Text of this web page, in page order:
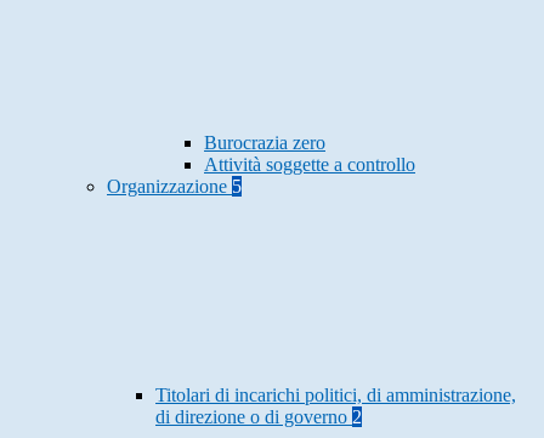
Burocrazia zero
Attività soggette a controllo
Organizzazione 5
Titolari di incarichi politici, di amministrazione,
di direzione o di governo 2